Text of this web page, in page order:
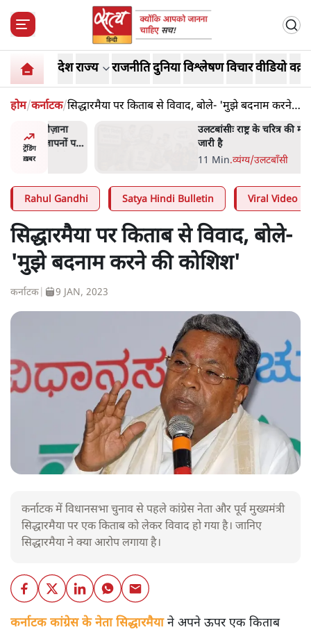
देशराज्य राजनीतिदुनियाविश्लेषणविचारवीडियो
होम/कर्नाटक/सिद्धारमैया पर किताब से विवाद, बोले- 'मुझे बदनाम करने
की कोशिश'
ट्रेंडिंग
ख़बर
पर
उलटबांसीः राष्ट्र के चरित्र की मरम्मत
व्यंग्य/उलटबाँसी
Rahul Gandhi Satya Hindi Bulletin Viral Video
सिद्धारमैया पर किताब से विवाद, बोले-
'मुझे बदनाम करने की कोशिश'
कर्नाटक 9 JAN, 2023
कर्नाटक में विधानसभा चुनाव से पहले कांग्रेस नेता और पूर्व मुख्यमंत्री
सिद्धारमैया पर एक किताब को लेकर विवाद हो गया है। जानिए
सिद्धारमैया ने क्या आरोप लगाया है।
कर्नाटक कांग्रेस के नेता सिद्धारमैयाने अपने ऊपर एक किताब